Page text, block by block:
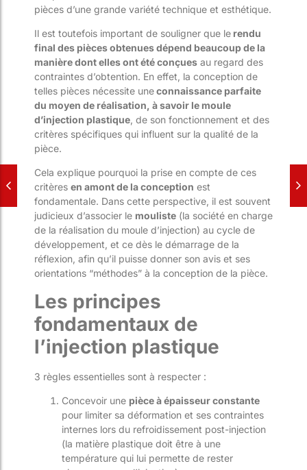
pièces d’une grande variété technique et esthétique.
Il est toutefois important de souligner que le rendu
final des pièces obtenues dépend beaucoup de la
manière dont elles ont été conçues au regard des
contraintes d’obtention. En effet, la conception de
telles pièces nécessite uneconnaissance parfaite
du moyen de réalisation, à savoir le moule
d’injection plastique , de son fonctionnement et des
critères spécifiques qui influent sur la qualité de la
pièce.
Cela explique pourquoi la prise en compte de ces
critères en amont de la conception est
fondamentale. Dans cette perspective, il est souvent
judicieux d’associer le mouliste (la société en charge
de la réalisation du moule d’injection) au cycle de
développement, et ce dès le démarrage de la
réflexion, afin qu’il puisse donner son avis et ses
orientations “méthodes” à la conception de la pièce.
Les principes
fondamentaux de
l’injection plastique
3 règles essentielles sont à respecter :
Concevoir une pièce à épaisseur constante
pour limiter sa déformation et ses contraintes
internes lors du refroidissement post-injection
(la matière plastique doit être à une
température qui lui permette de rester